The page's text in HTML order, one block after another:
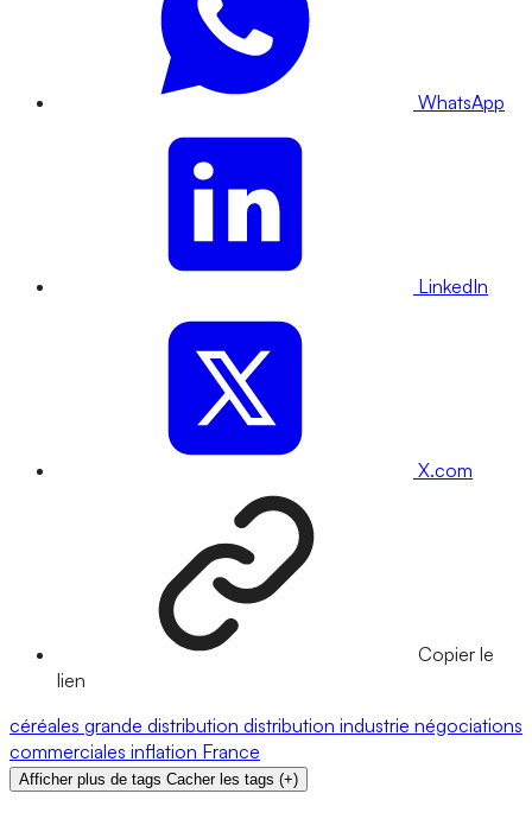
WhatsApp
LinkedIn
X.com
Copier le
lien
céréales grande distribution distribution industrie négociations
commerciales inflation France
Afficher plus de tags Cacher les tags (+)